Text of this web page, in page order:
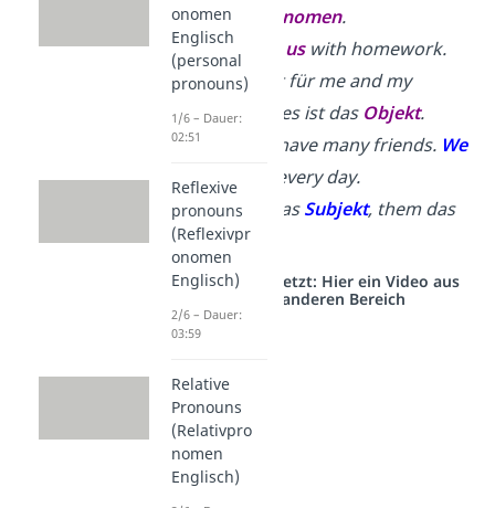
Objektpronomen.
Tom helps uswith homework.
→us steht fürme and my
friends — es ist das Objekt.
Lisa and I have many friends. We
see
every day.
→we ist dasSubjekt, them das
Objekt
Studyflix vernetzt: Hier ein Video aus
einem anderen Bereich
onomen
Englisch
(personal
pronouns)
1/6 – Dauer:
02:51
Reflexive
pronouns
(Reflexivpr
onomen
Englisch)
2/6 – Dauer:
03:59
Relative
Pronouns
(Relativpro
nomen
Englisch)